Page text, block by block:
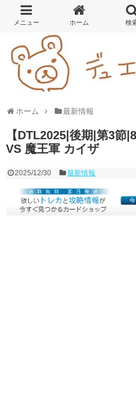
ホーム 最新情報
【DTL2025|後期|第3
VS 魔王軍 カイザ
2025/12/30 最新情報